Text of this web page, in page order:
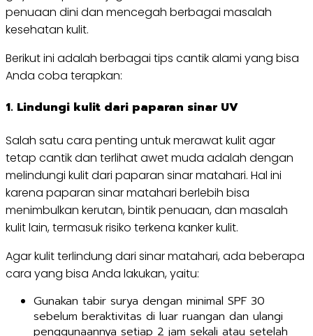
penuaan dini dan mencegah berbagai masalah
kesehatan kulit.
Berikut ini adalah berbagai tips cantik alami yang bisa
Anda coba terapkan:
1. Lindungi kulit dari paparan sinar UV
Salah satu cara penting untuk merawat kulit agar
tetap cantik dan terlihat awet muda adalah dengan
melindungi kulit dari paparan sinar matahari. Hal ini
karena paparan sinar matahari berlebih bisa
menimbulkan kerutan, bintik penuaan, dan masalah
kulit lain, termasuk risiko terkena kanker kulit.
Agar kulit terlindung dari sinar matahari, ada beberapa
cara yang bisa Anda lakukan, yaitu:
Gunakan tabir surya dengan minimal SPF 30
sebelum beraktivitas di luar ruangan dan ulangi
penggunaannya setiap 2 jam sekali atau setelah